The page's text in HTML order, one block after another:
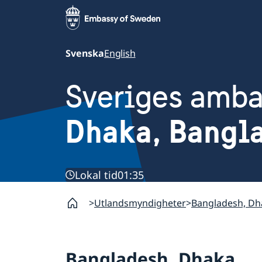
SvenskaEnglish
Sveriges
Dhaka,
Lokal tid01:35
Utlandsmyndigheter Bangladesh,